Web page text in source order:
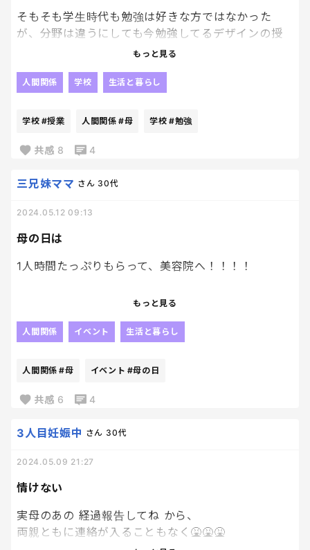
あっという間に過ぎたなぁ。と感じる日々😮‍💨
今が忙しいからこそ、日々すぎる毎日が大事に思え
る
って言葉を、大事にしていっぱいいっぱいスキンシ
そもそも学生時代も勉強は好きな方ではなかった
が、分野は違うにしても今勉強してるデザインの授
業もほんっとに毎度眠くなってまぶた引き上げるのも
を学んでいかなきゃだから頭パンクしそう。笑
ただ頑張れる理由といったら、好き！！って事だけ
があれば人間頑張れるんだなぁと改めて思った。笑
さあて
忙しい、、、！！
がんばるよーー！！母ちゃん！！
もっと見る
人間関係 学校 生活と暮らし
学校 #授業 人間関係 #母 学校 #勉強
共感 8 4
母の日は
三兄妹ママ さん 30代
2024.05.12 09:13
1人時間たっぷりもらって、美容院へ！！！！
梅雨にむけて、縮毛矯正、カラー、カット、トリー
明日からやる気でるぅぅぅ！！！
けど、今日はゆっくり行かせてもらいました☺️
ちなみに、パパの送迎付き。笑
くりのんびり過ごさせてもらおうとおもいます💓
もっと見る
人間関係 イベント 生活と暮らし
人間関係 #母 イベント #母の日
共感 6 4
情けない
3人目妊娠中 さん 30代
2024.05.09 21:27
実母のあの 経過報告してね から、
両親ともに連絡が入ることもなく🤮🤮🤮